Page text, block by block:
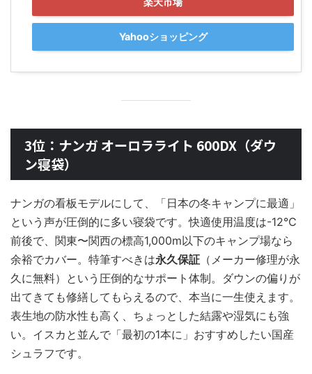
Yahooショッピング
3位：ナンガ オーロラライト 600DX（ダウ
ン寝袋）
ナンガの看板モデルにして、「日本の冬キャンプに最適」
という声が圧倒的に多い寝袋です。快適使用温度は-12℃
前後で、関東〜関西の標高1,000m以下のキャンプ場なら
余裕でカバー。特筆すべきは永久保証 （メーカー修理が永
久に無料）という圧倒的なサポート体制。ダウンの偏りが
出てきても修繕してもらえるので、本当に一生使えます。
表生地の防水性も高く、ちょっとした結露や湿気にも強
い。イスカと並んで「最初の1本に」おすすめしたい国産
シュラフです。